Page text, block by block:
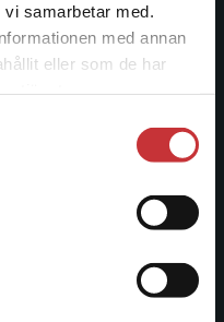
samarbetar med.
med annan
eller som de har
utanför Sverige.
Sverige. För
och är idag Sveriges
kurslitteratur,
Studentlitteratur med